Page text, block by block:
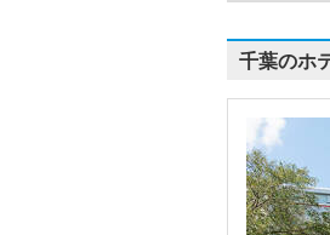
千葉のホ